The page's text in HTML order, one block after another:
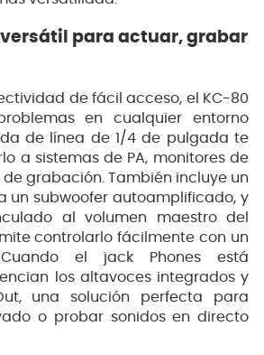
para actuar, grabar
de fácil acceso, el KC-80
en cualquier entorno
de línea de 1/4 de pulgada te
a sistemas de PA, monitores de
grabación. También incluye un
un subwoofer autoamplificado, y
al volumen maestro del
controlarlo fácilmente con un
el jack Phones está
los altavoces integrados y
una solución perfecta para
o probar sonidos en directo